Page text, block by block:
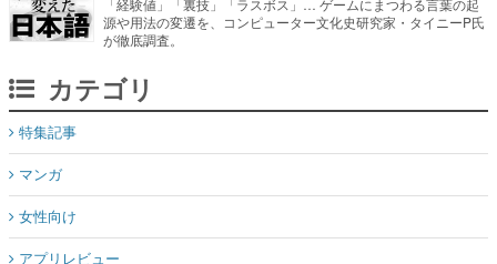
「経験値」「裏技」「ラスボス」… ゲームにまつわる言葉の起
源や用法の変遷を、コンピューター文化史研究家・タイニーP氏
が徹底調査。
カテゴリ
特集記事
マンガ
女性向け
アプリレビュー